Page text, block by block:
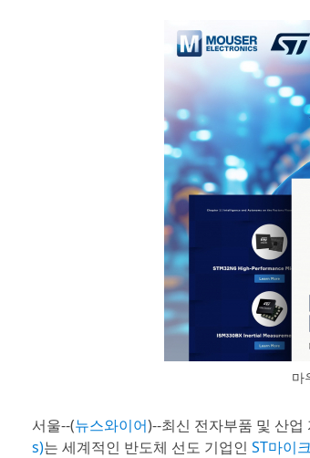
마
서울--(뉴스와이어)--최신 전자부품 및 산
s)는 세계적인 반도체 선도 기업인 ST마이